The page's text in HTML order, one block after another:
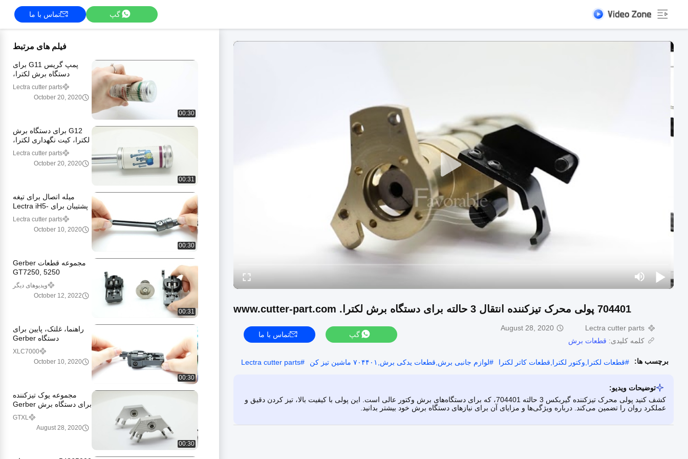
گپ تماس با ما
704401 پولی محرک تیزکننده انتقال 3 حالته برای دستگاه برش لکترا. www.cutter-part.com
Lectra cutter parts
August 28, 2020
کلمه کلیدی: قطعات برش
گپ تماس با ما
برچسب ها: #قطعات لکترا,وکتور لکترا,قطعات کاتر لکترا #لوازم جانبی برش,قطعات یدکی برش,۷۰۴۴۰۱ ماشین تیز کن #
Lectra cutter parts
توضیحات ویدیو:
کشف کنید پولی محرک تیزکننده گیربکس 3 حالته 704401، که برای دستگاه‌های برش وکتور عالی است. این پولی با کیفیت بالا، تیز کردن دقیق و
عملکرد روان را تضمین می‌کند. درباره ویژگی‌ها و مزایای آن برای نیازهای دستگاه برش خود بیشتر بدانید.
فیلم های مرتبط
00:30
پمپ گریس G11 برای
دستگاه برش لکترا،
قطعات یدکی دستگاه برش
www.cutter-part.com
Lectra cutter parts
October 20, 2020
00:31
G12 برای دستگاه برش
لکترا، کیت نگهداری لکترا،
تیغه های برش لکترا.
www.cutter-part.com
Lectra cutter parts
October 20, 2020
00:30
میله اتصال برای تیغه
پشتیبان برای Lectra iH5-
iH8-Q50-Q80، 705542.
www.cutter-part.com
Lectra cutter parts
October 10, 2020
00:31
مجموعه قطعات Gerber
GT7250, 5250
ویدیوهای دیگر
October 12, 2022
00:30
راهنما، غلتک، پایین برای
دستگاه Gerber
XLC7000، 59137000،
www.cutter-part.com
XLC7000
October 10, 2020
00:30
مجموعه یوک تیزکننده
برای دستگاه برش Gerber
85630002، قطعات
Gerber - www.cutter-
part.com
GTXL
August 28, 2020